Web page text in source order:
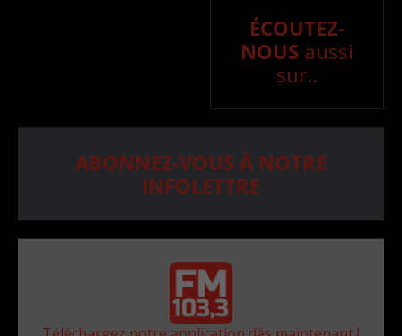
ÉCOUTEZ-
NOUS aussi
sur..
ABONNEZ-VOUS À NOTRE
INFOLETTRE